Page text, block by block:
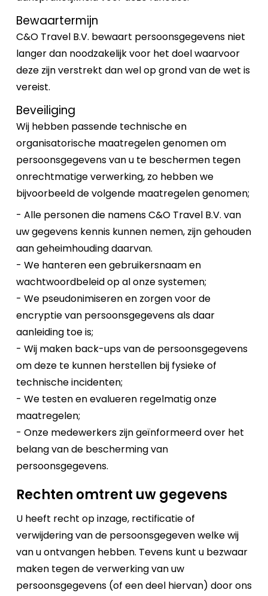
Bewaartermijn
C&O Travel B.V. bewaart persoonsgegevens niet
langer dan noodzakelijk voor het doel waarvoor
deze zijn verstrekt dan wel op grond van de wet is
vereist.
Beveiliging
Wij hebben passende technische en
organisatorische maatregelen genomen om
persoonsgegevens van u te beschermen tegen
onrechtmatige verwerking, zo hebben we
bijvoorbeeld de volgende maatregelen genomen;
- Alle personen die namens C&O Travel B.V. van
uw gegevens kennis kunnen nemen, zijn gehouden
aan geheimhouding daarvan.
- We hanteren een gebruikersnaam en
wachtwoordbeleid op al onze systemen;
- We pseudonimiseren en zorgen voor de
encryptie van persoonsgegevens als daar
aanleiding toe is;
- Wij maken back-ups van de persoonsgegevens
om deze te kunnen herstellen bij fysieke of
technische incidenten;
- We testen en evalueren regelmatig onze
maatregelen;
- Onze medewerkers zijn geïnformeerd over het
belang van de bescherming van
persoonsgegevens.
Rechten omtrent uw gegevens
U heeft recht op inzage, rectificatie of
verwijdering van de persoonsgegeven welke wij
van u ontvangen hebben. Tevens kunt u bezwaar
maken tegen de verwerking van uw
persoonsgegevens (of een deel hiervan) door ons